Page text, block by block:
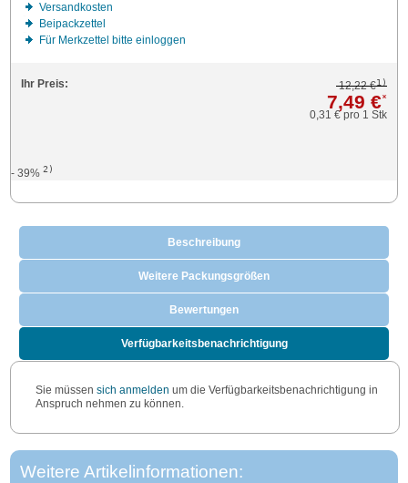
Versandkosten
Beipackzettel
Für Merkzettel bitte einloggen
Ihr Preis: 12,22 €1)
7,49 €*
0,31 €pro 1 Stk
- 39%2)
Beschreibung
Weitere Packungsgrößen
Bewertungen
Verfügbarkeitsbenachrichtigung
Sie müssen sich anmelden um die Verfügbarkeitsbenachrichtigung in
Anspruch nehmen zu können.
Weitere Artikelinformationen: